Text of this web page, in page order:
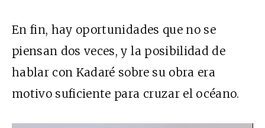
En fin, hay oportunidades que no se
piensan dos veces, y la posibilidad de
hablar con Kadaré sobre su obra era
motivo suficiente para cruzar el océano.